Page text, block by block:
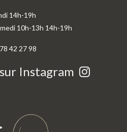
14h-19h
10h-13h 14h-19h
42 27 98
Instagram